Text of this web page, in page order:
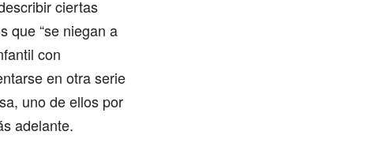
ciertas
que “se niegan a
con
en otra serie
uno de ellos por
adelante.